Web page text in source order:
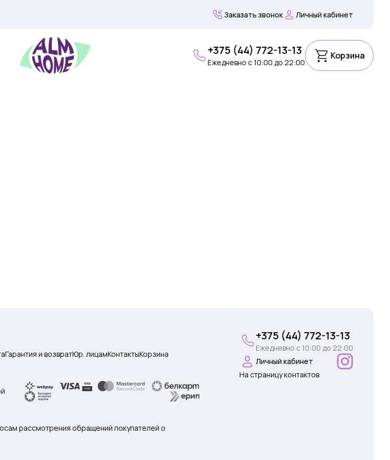
Заказать звонок Личный кабинет
+375 (44) 772-13-13
Ежедневно c 10:00 до 22:00
Корзина
Гарантия и возвратЮр. лицамКонтактыКорзина
рассмотрения обращений покупателей о
+375 (44) 772-13-13
Ежедневно c 10:00 до 22:00
Личный кабинет
На страницу контактов